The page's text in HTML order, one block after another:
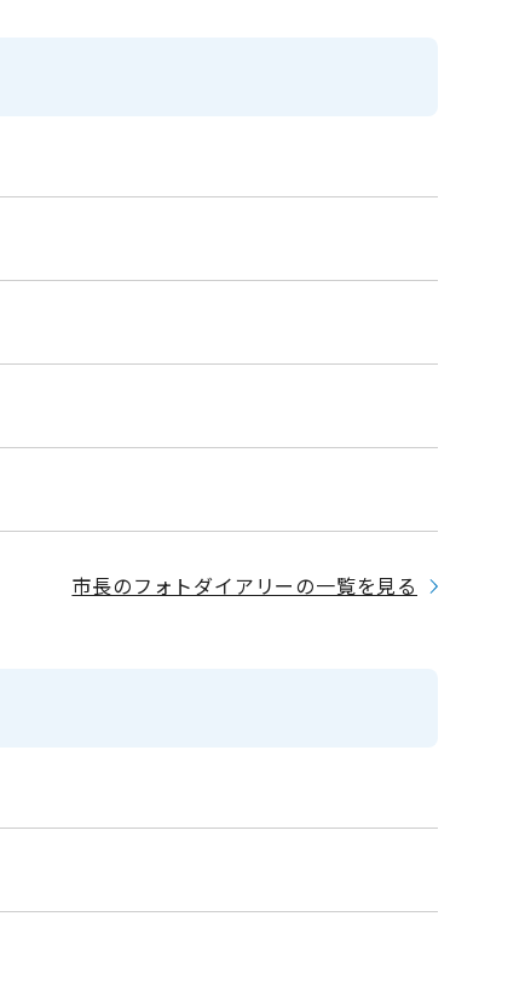
市長のフォトダイアリーの一覧を見る